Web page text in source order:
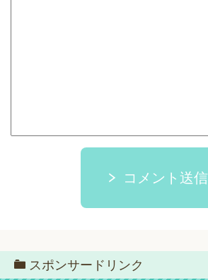
コメント送信
スポンサードリンク